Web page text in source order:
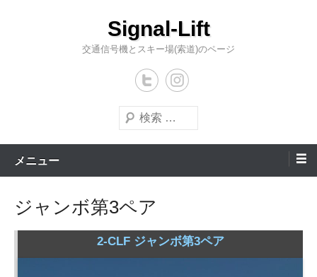
キ
Signal-Lift
交通信号機とスキー場(索道)のページ
検
索
メニュー
ジャンボ第3ペア
2-CLF ジャンボ第3ペア